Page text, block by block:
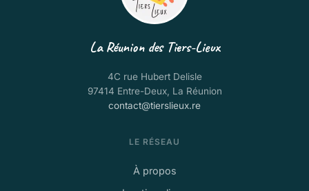
La Réunion des Tiers-Lieux
4C rue Hubert Delisle
97414 Entre-Deux, La Réunion
contact@tierslieux.re
LE RÉSEAU
À propos